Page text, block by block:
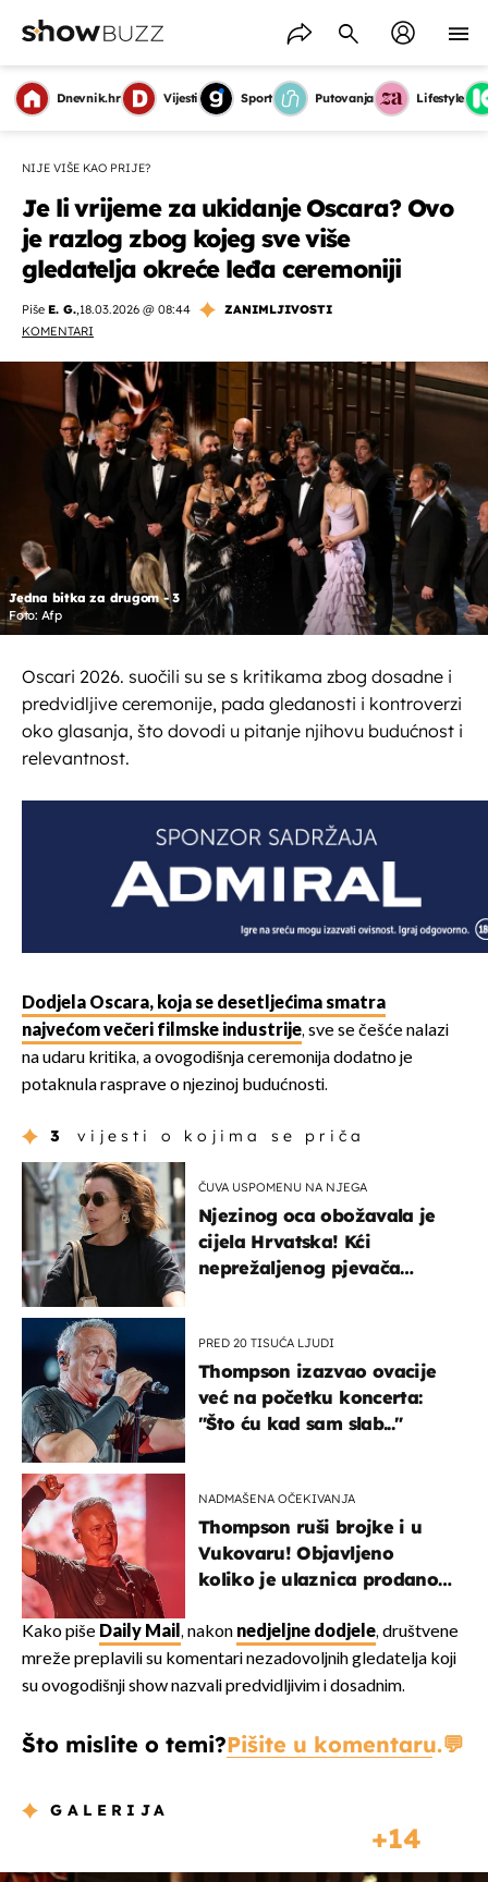
Dnevnik.hr Vijesti Sport Putovanja Lifestyle
NIJE VIŠE KAO PRIJE?
Je li vrijeme za ukidanje Oscara? Ovo
je razlog zbog kojeg sve više
gledatelja okreće leđa ceremoniji
Piše E. G.,18.03.2026 @ 08:44
ZANIMLJIVOSTI
KOMENTARI
Jedna bitka za drugom - 3
Foto: Afp
Oscari 2026. suočili su se s kritikama zbog dosadne i
predvidljive ceremonije, pada gledanosti i kontroverzi
oko glasanja, što dovodi u pitanje njihovu budućnost i
relevantnost.
Dodjela Oscara, koja se desetljećima smatra
najvećom večeri filmske industrije, sve se češće nalazi
na udaru kritika, a ovogodišnja ceremonija dodatno je
potaknula rasprave o njezinoj budućnosti.
3 vijesti o kojima se priča
ČUVA USPOMENU NA NJEGA
Njezinog oca obožavala je
cijela Hrvatska! Kći
neprežaljenog pjevača
PRED 20 TISUĆA LJUDI
Thompson izazvao ovacije
već na početku koncerta:
"Što ću kad sam slab..."
NADMAŠENA OČEKIVANJA
Thompson ruši brojke i u
Vukovaru! Objavljeno
koliko je ulaznica prodano
Kako piše Daily Mail, nakon nedjeljne dodjele, društvene
mreže preplavili su komentari nezadovoljnih gledatelja koji
su ovogodišnji show nazvali predvidljivim i dosadnim.
Što mislite o temi?Pišite u komentaru.
GALERIJA
14
OMOGUĆI OBAVIJESTI